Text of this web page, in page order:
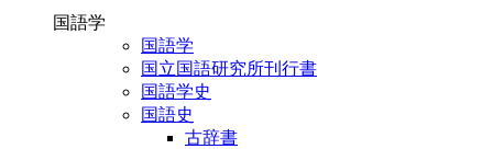
国語学
国語学
国立国語研究所刊行書
国語学史
国語史
古辞書